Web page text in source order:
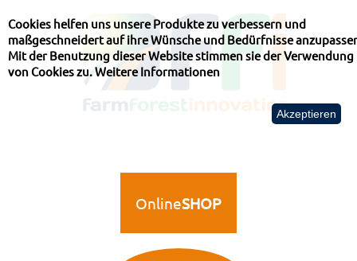
Cookies helfen uns unsere Produkte zu verbessern und
maßgeschneidert auf ihre Wünsche und Bedürfnisse
Mit der Benutzung dieser Website stimmen sie der Verwendung
von Cookies zu.Weitere Informationen
Akzeptieren
OnlineSHOP